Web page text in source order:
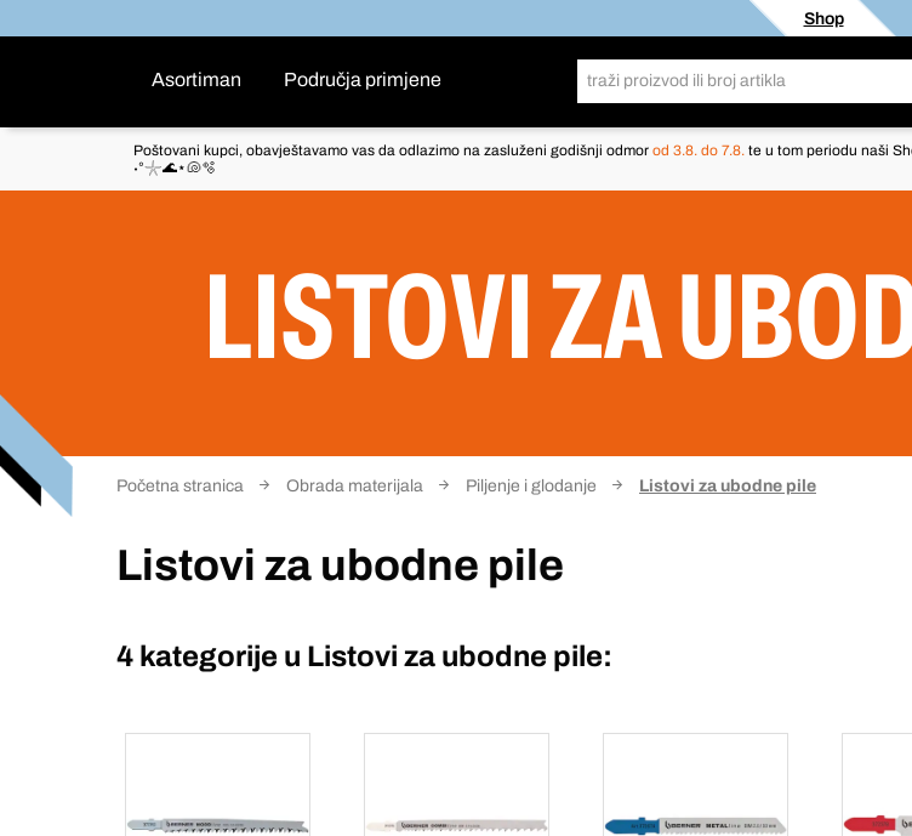
Shop
Asortiman Područja primjene
Poštovani kupci, obavještavamo vas da odlazimo na zasluženi godišnji odmor od 3.8. do 7.8. te u tom periodu naši
˖°𓇼🌊⋆🐚🫧
LISTOVI ZA
Početna stranica Obrada materijala Piljenje i glodanje Listovi za ubodne pile
Listovi za ubodne pile
4 kategorije u Listovi za ubodne pile: